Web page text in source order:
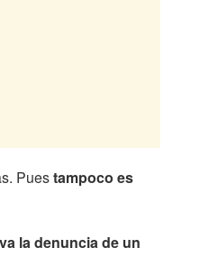
Puestampoco es
la denuncia de un